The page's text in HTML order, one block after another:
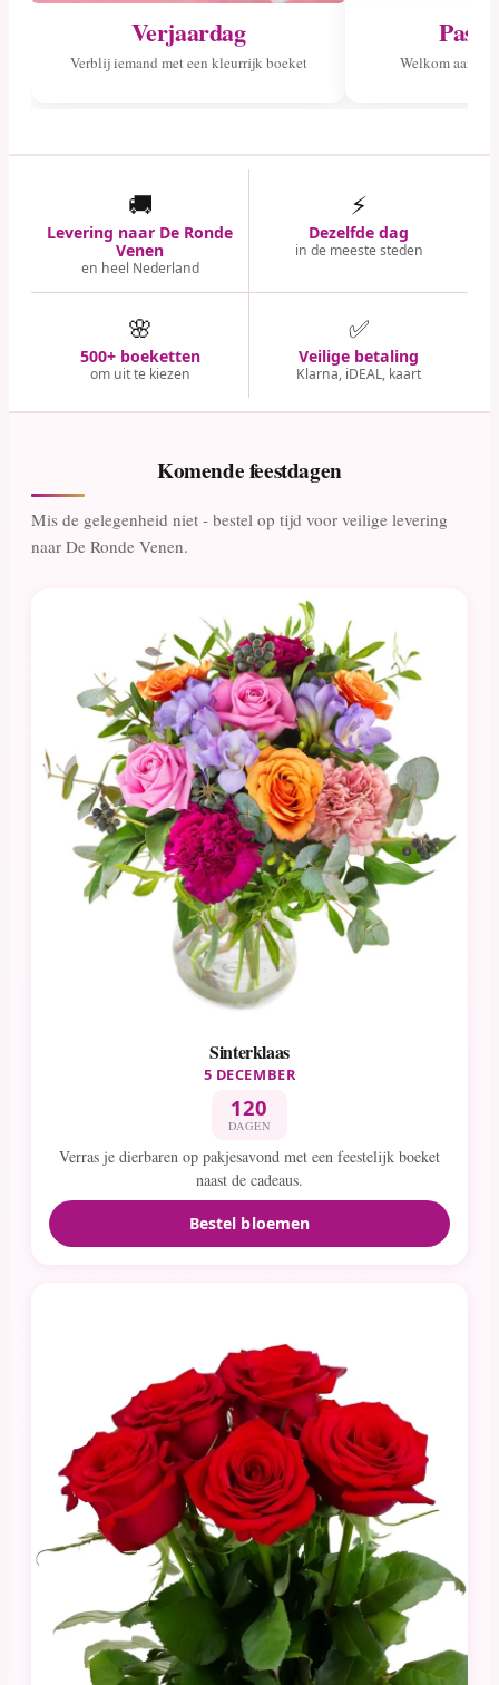
Verjaardag
Verblij iemand met een kleurrijk boeket Welkom aan
🚚
Levering naar De Ronde
Venen
en heel Nederland
⚡
Dezelfde dag
in de meeste steden
🌸
500+ boeketten
om uit te kiezen
✅
Veilige betaling
Klarna, iDEAL, kaart
Komende feestdagen
Mis de gelegenheid niet - bestel op tijd voor veilige levering
naar De Ronde Venen.
Sinterklaas
5 DECEMBER
120
DAGEN
Verras je dierbaren op pakjesavond met een feestelijk boeket
naast de cadeaus.
Bestel bloemen